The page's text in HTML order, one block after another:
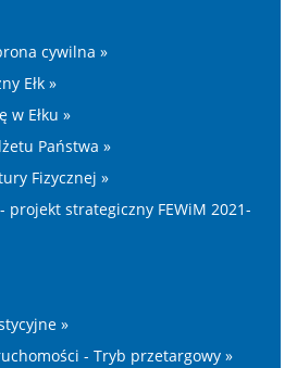
cywilna »
Ełk »
w Ełku »
Państwa »
Fizycznej »
projekt strategiczny FEWiM 2021-
»
- Tryb przetargowy »